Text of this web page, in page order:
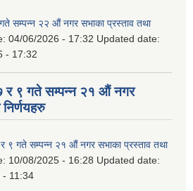
सम्पन्न २२ औं नगर सभाका प्रस्ताव तथा
04/06/2026 - 17:32 Updated date:
- 17:32
र ९ गते सम्पन्न २१ औं नगर
९ गते सम्पन्न २१ औं नगर सभाका प्रस्ताव तथा
10/08/2025 - 16:28 Updated date:
- 11:34